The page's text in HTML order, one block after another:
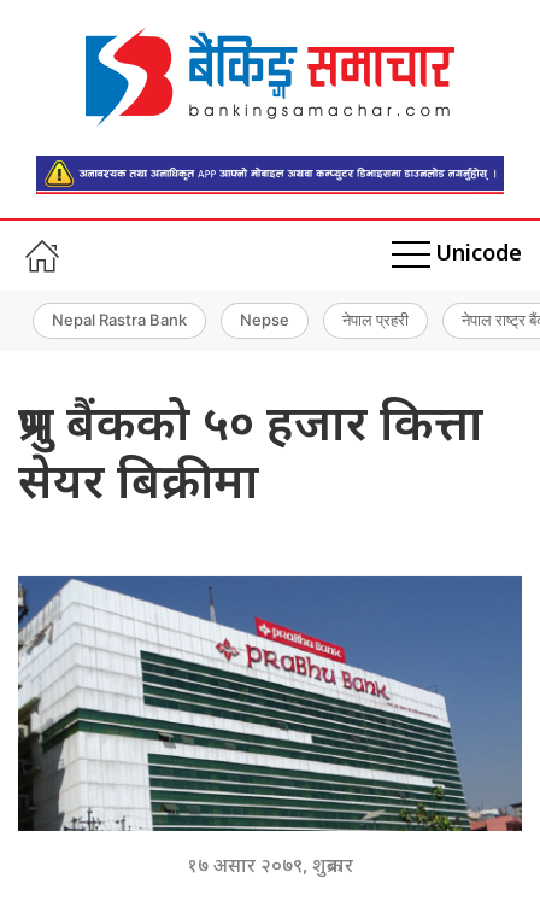
Unicode
Nepal Rastra Bank Nepse नेपाल प्रहरी नेपाल राष्ट्र
प्रभु बैंकको ५० हजार कित्ता
सेयर बिक्रीमा
१७ असार २०७९, शुक्रबार